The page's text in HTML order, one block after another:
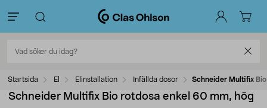
Startsida El Elinstallation Infällda dosor Schneider Multifix
Schneider Multifix Bio rotdosa enkel 60 mm, hög